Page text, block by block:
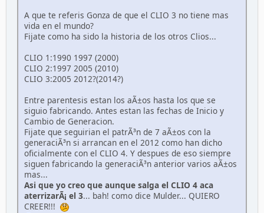
A que te referis Gonza de que el CLIO 3 no tiene mas
vida en el mundo?
Fijate como ha sido la historia de los otros Clios...
CLIO 1:1990 1997 (2000)
CLIO 2:1997 2005 (2010)
CLIO 3:2005 2012?(2014?)
Entre parentesis estan los aÃ±os hasta los que se
siguio fabricando. Antes estan las fechas de Inicio y
Cambio de Generacion.
Fijate que seguirian el patrÃ³n de 7 aÃ±os con la
generaciÃ³n si arrancan en el 2012 como han dicho
oficialmente con el CLIO 4. Y despues de eso siempre
siguen fabricando la generaciÃ³n anterior varios aÃ±os
mas...
Asi que yo creo que aunque salga el CLIO 4 aca
aterrizarÃ¡ el 3... bah! como dice Mulder... QUIERO
CREER!!!